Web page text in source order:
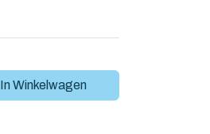
In Winkelwagen